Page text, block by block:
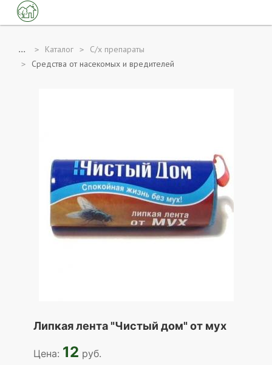
... Каталог
С/х препараты
Средства от насекомых и вредителей
Липкая лента "Чистый дом" от мух
Цена: 12 руб.